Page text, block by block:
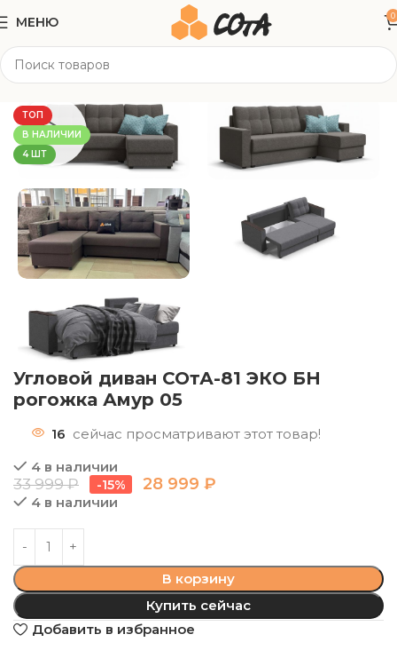
МЕНЮ 0
Мягкая мебель
ТОП
В НАЛИЧИИ
4 ШТ
Угловой диван СОтА-81 ЭКО БН
рогожка Амур 05
16 сейчас просматривают этот товар!
4 в наличии
33 999₽ -15% 28 999₽
4 в наличии
В корзину
Купить сейчас
Добавить в избранное